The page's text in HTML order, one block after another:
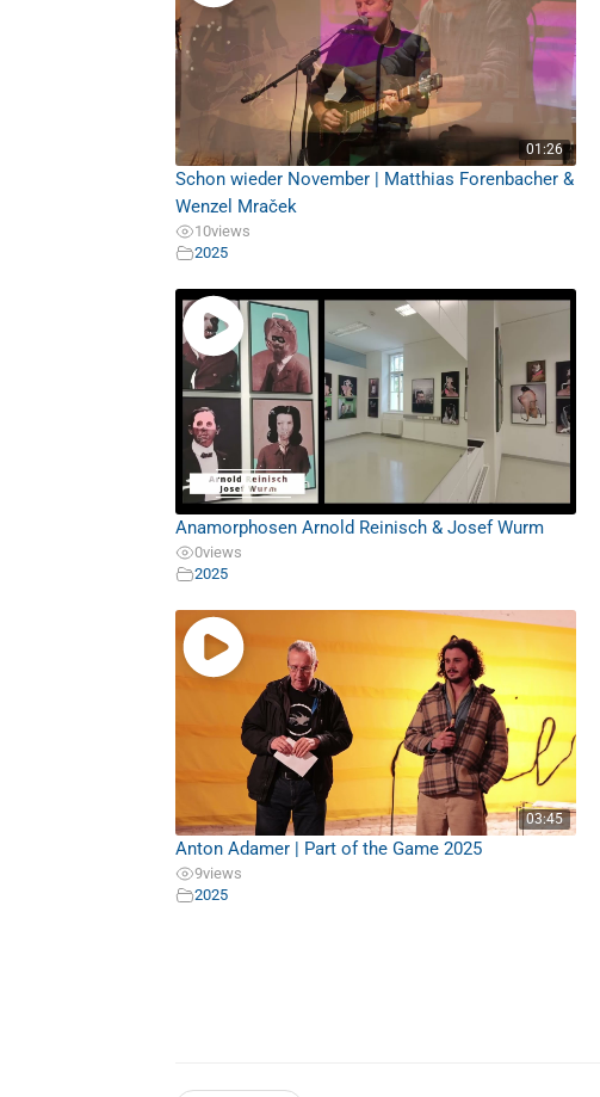
01:26
Schon wieder November | Matthias Forenbacher &
Wenzel Mraček
10views
2025
Anamorphosen Arnold Reinisch & Josef Wurm
0views
2025
03:45
Anton Adamer | Part of the Game 2025
9views
2025